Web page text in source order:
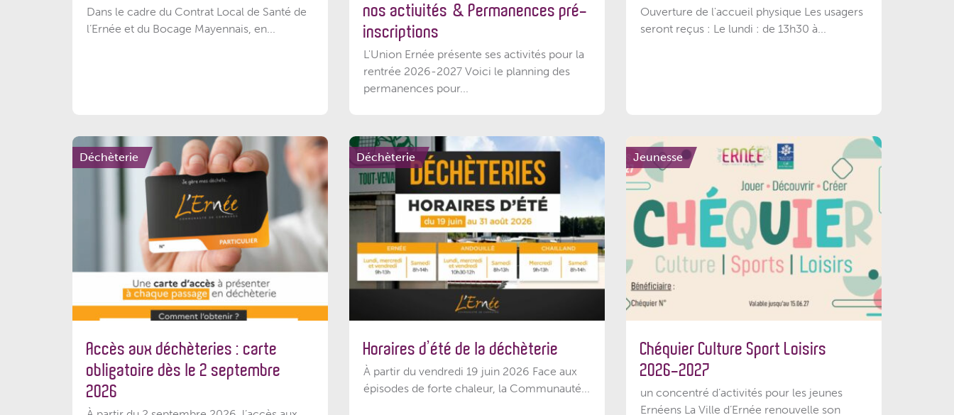
Dans le cadre du Contrat Local de Santé de
l’Ernée et du Bocage Mayennais, en...
nos activités & Permanences pré-
inscriptions
L'Union Ernée présente ses activités pour la
rentrée 2026-2027 Voici le planning des
permanences pour...
Ouverture de l'accueil physique Les usagers
seront reçus : Le lundi : de 13h30 à...
Déchèterie
Accès aux déchèteries : carte
obligatoire dès le 2 septembre
2026
Déchèterie
Horaires d’été de la déchèterie
À partir du vendredi 19 juin 2026 Face aux
épisodes de forte chaleur, la Communauté...
Jeunesse
Chéquier Culture Sport Loisirs
2026-2027
un concentré d’activités pour les jeunes
Ernéens La Ville d’Ernée renouvelle son